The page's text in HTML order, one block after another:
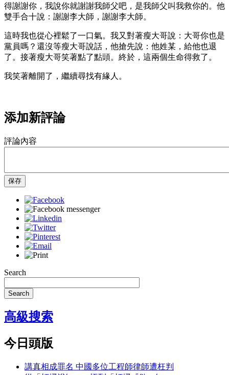
得謝謝你，我說你就謝謝我師父吧，是我師父叫我救你的。他
雙手合十說：謝謝李大師，謝謝李大師。
這時我也從心裡鬆了一口氣。我又對著瘦大哥說：大哥你也是
黨員嗎？還沒等瘦大哥說話，他搶先說：他姓某，給他也退
了。接著瘦大哥笑著點了點頭。終於，這兩個生命得救了。
我笑著離開了，繼續尋找有緣人。
添加新評論
評論內容
保存
Search
Search
高級搜索
今日頭版
講真相成罪名 中國多位工程師律師遭枉判